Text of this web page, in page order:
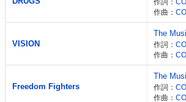
作曲：
VISION
The
作詞：
作曲：
Freedom Fighters
The
作詞：
作曲：